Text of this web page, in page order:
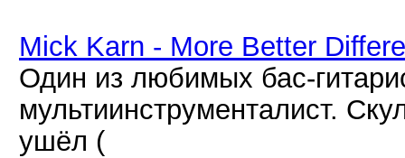
Mick Karn - More Better
Один из любимых бас-
мультиинструменталист.
ушёл (